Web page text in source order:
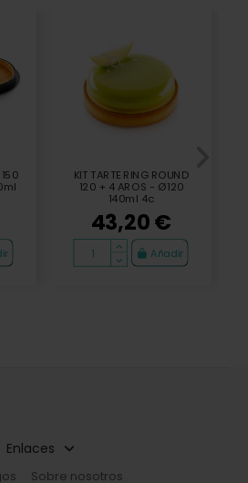
150 KIT TARTE RING ROUND
120 + 4 AROS - Ø120
140ml 4c
43,20 €
Añadir
Enlaces
Sobre nosotros